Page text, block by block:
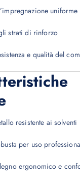
strati di rinforzo
e qualità del
resistente ai solventi
per uso
ergonomico e